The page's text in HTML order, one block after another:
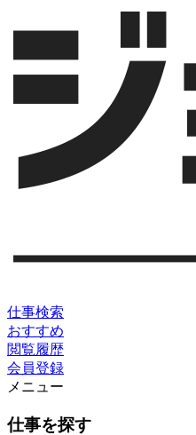
仕事検索
おすすめ
閲覧履歴
会員登録
メニュー
仕事を探す